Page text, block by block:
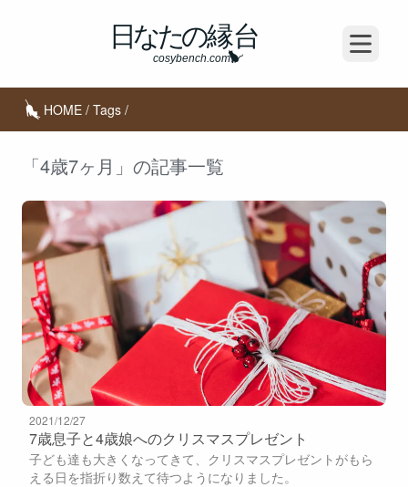
Open
HOME / Tags /
「4歳7ヶ月」の記事一覧
2021/12/27
7歳息子と4歳娘へのクリスマスプレゼント
子ども達も大きくなってきて、クリスマスプレゼントがもら
える日を指折り数えて待つようになりました。